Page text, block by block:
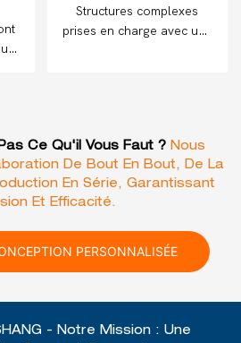
Structures complexes
prises en charge avec une
Ce Qu'il Vous Faut ? Nous
De Bout En Bout, De La
En Série, Garantissant
Et Efficacité.
PERSONNALISÉE
- Notre Mission : Une